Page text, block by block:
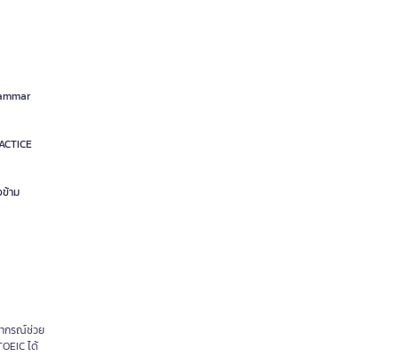
ข้าม
ากรณ์ช่วย
ได้